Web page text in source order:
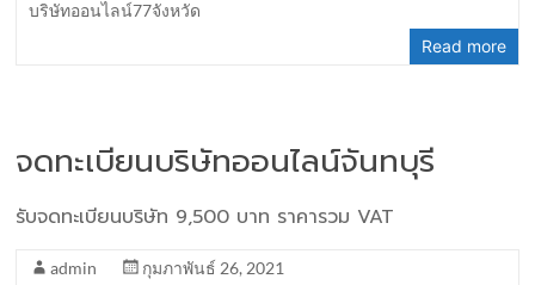
บริษัทออนไลน์77จังหวัด
Read more
จดทะเบียนบริษัทออนไลน์จันทบุรี
รับจดทะเบียนบริษัท 9,500 บาท ราคารวม VAT
admin
กุมภาพันธ์ 26, 2021